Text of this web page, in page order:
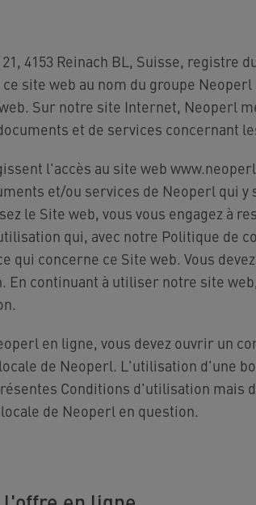
4153 Reinach BL, Suisse, registre
site web au nom du groupe
Sur notre site Internet, Neoperl
et de services concernant
l'accès au site web
et/ou services de Neoperl qui y
le Site web, vous vous engagez à
qui, avec notre Politique de
qui concerne ce Site web. Vous
continuant à utiliser notre site
en ligne, vous devez ouvrir un
de Neoperl. L'utilisation d'une
Conditions d'utilisation mais
de Neoperl en question.